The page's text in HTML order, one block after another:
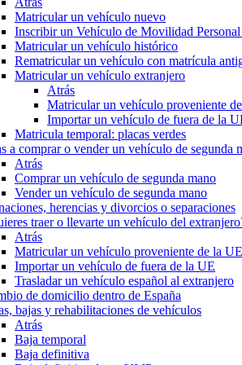
Matricular un vehículo nuevo
Inscribir un Vehículo de Movilidad
Matricular un vehículo histórico
Rematricular un vehículo con matrícula
Matricular un vehículo extranjero
Atrás
Matricular un vehículo proveniente
Importar un vehículo de fuera de la
Matricula temporal: placas verdes
a comprar o vender un vehículo de segunda
Atrás
Comprar un vehículo de segunda mano
Vender un vehículo de segunda mano
herencias y divorcios o separaciones
traer o llevarte un vehículo del
Atrás
Matricular un vehículo proveniente de la UE
Importar un vehículo de fuera de la UE
Trasladar un vehículo español al extranjero
de domicilio dentro de España
bajas y rehabilitaciones de vehículos
Atrás
Baja temporal
Baja definitiva